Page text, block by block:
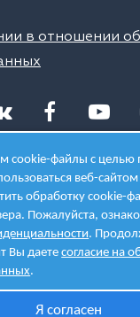
в отношении
инновационного
cookie-файлы с целью
веб-
обработку cookie-
Пожалуйста,
.
Вы даетесогласие на
.
Я согласен